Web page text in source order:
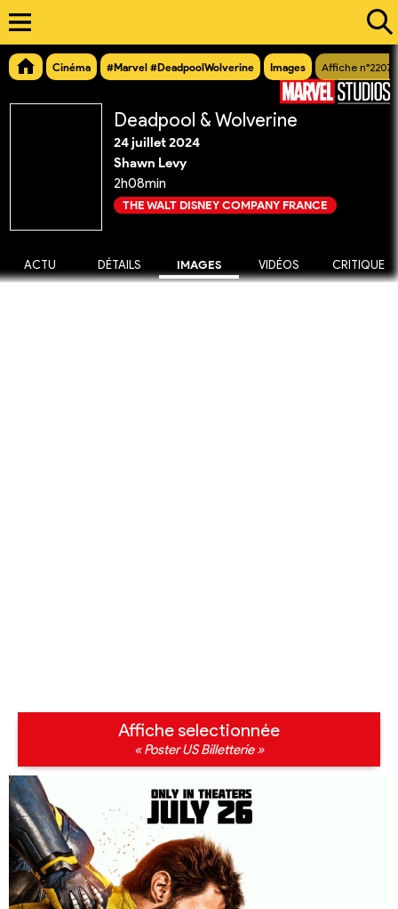
Cinéma #Marvel #DeadpoolWolverine Images Affiche n°22070
Deadpool & Wolverine
24 juillet 2024
Shawn Levy
2h08min
THE WALT DISNEY COMPANY FRANCE
ACTU DÉTAILS IMAGES VIDÉOS CRITIQUE
Affiche selectionnée
« Poster US Billetterie »